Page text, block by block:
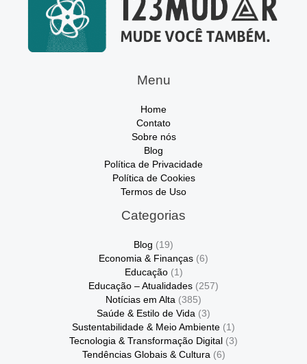
Menu
Home
Contato
Sobre nós
Blog
Política de Privacidade
Política de Cookies
Termos de Uso
Categorias
Blog (19)
Economia & Finanças (6)
Educação(1)
Educação – Atualidades (257)
Notícias em Alta (385)
Saúde & Estilo de Vida (3)
Sustentabilidade & Meio Ambiente (1)
Tecnologia & Transformação Digital (3)
Tendências Globais & Cultura (6)